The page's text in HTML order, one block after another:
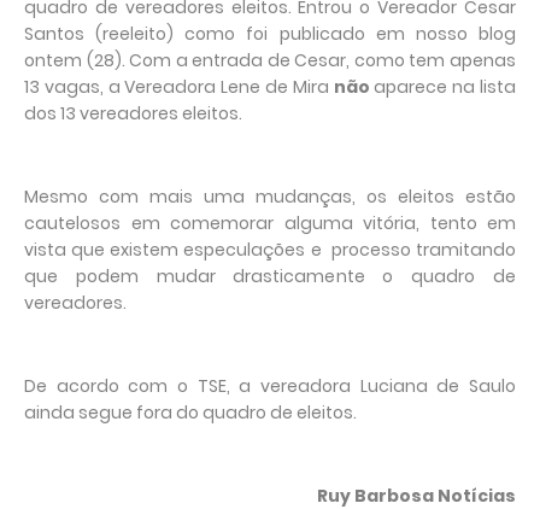
quadro de vereadores eleitos. Entrou o Vereador Cesar
Santos (reeleito) como foi publicado em nosso blog
ontem (28). Com a entrada de Cesar, como tem apenas
13 vagas, a Vereadora Lene de Mira não aparece na lista
dos 13 vereadores eleitos.
Mesmo com mais uma mudanças, os eleitos estão
cautelosos em comemorar alguma vitória, tento em
vista que existem especulações e processo tramitando
que podem mudar drasticamente o quadro de
vereadores.
De acordo com o TSE, a vereadora Luciana de Saulo
ainda segue fora do quadro de eleitos.
Ruy Barbosa Notícias